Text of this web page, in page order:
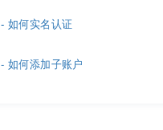
- 如何实名认证
- 如何添加子账户